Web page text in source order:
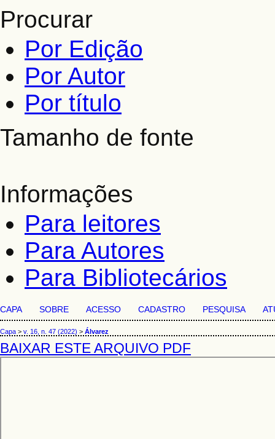
Procurar
Por Edição
Por Autor
Por título
Tamanho de fonte
Informações
Para leitores
Para Autores
Para Bibliotecários
CAPA SOBRE ACESSO CADASTRO PESQUISA
Capa > v. 16, n. 47 (2022) > Álvarez
BAIXAR ESTE ARQUIVO PDF